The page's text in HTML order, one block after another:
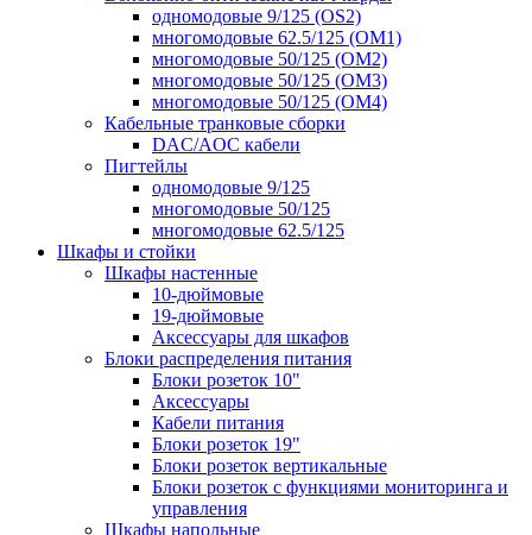
одномодовые 9/125 (OS2)
многомодовые 62.5/125 (OM1)
многомодовые 50/125 (OM2)
многомодовые 50/125 (OM3)
многомодовые 50/125 (OM4)
Кабельные транковые сборки
DAC/AOC кабели
Пигтейлы
одномодовые 9/125
многомодовые 50/125
многомодовые 62.5/125
Шкафы и стойки
Шкафы настенные
10-дюймовые
19-дюймовые
Аксессуары для шкафов
Блоки распределения питания
Блоки розеток 10"
Аксессуары
Кабели питания
Блоки розеток 19"
Блоки розеток вертикальные
Блоки розеток с функциями мониторинга и
управления
Шкафы напольные